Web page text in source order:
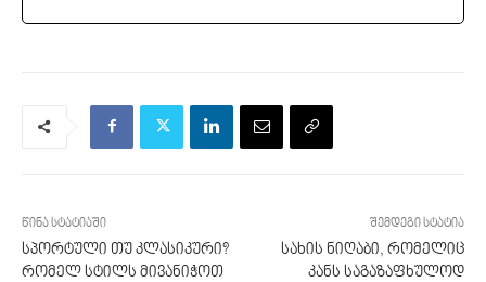
წინა სტატიაში
სპორტული თუ კლასიკური?
რომელ სტილს მივანიჭოთ
შემდეგი სტატია
სახის ნიღაბი, რომელიც
კანს საგაზაფხულოდ